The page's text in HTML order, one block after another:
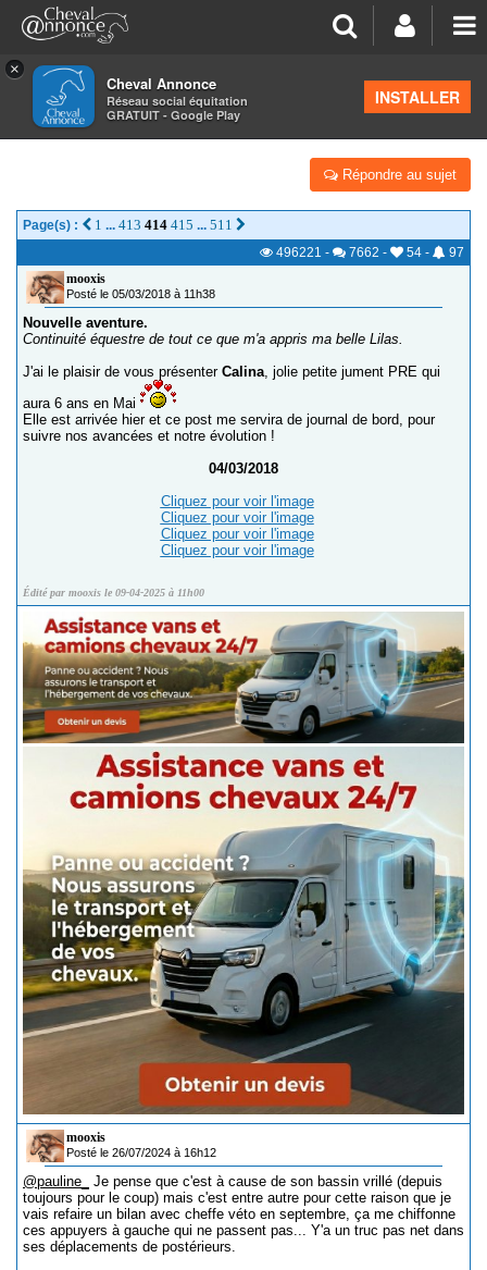
×
Cheval Annonce
Réseau social équitation
GRATUIT - Google Play
INSTALLER
>Vos photos et vidéos
CALINA, UN AMOUR DE PONEY !
Répondre au sujet
Page(s) : 1 ... 413 414 415 ... 511
496221 - 7662 - 54 -
97
mooxis
Posté le 05/03/2018 à 11h38
Nouvelle aventure.
Continuité équestre de tout ce que m'a appris ma belle Lilas.
J'ai le plaisir de vous présenter Calina, jolie petite jument PRE qui
aura 6 ans en Mai
Elle est arrivée hier et ce post me servira de journal de bord, pour
suivre nos avancées et notre évolution !
04/03/2018
Cliquez pour voir l'image
Cliquez pour voir l'image
Cliquez pour voir l'image
Cliquez pour voir l'image
Édité par mooxis le 09-04-2025 à 11h00
mooxis
Posté le 26/07/2024 à 16h12
@pauline_
Je pense que c'est à cause de son bassin vrillé (depuis
toujours pour le coup) mais c'est entre autre pour cette raison que je
vais refaire un bilan avec cheffe véto en septembre, ça me chiffonne
ces appuyers à gauche qui ne passent pas... Y'a un truc pas net dans
ses déplacements de postérieurs.